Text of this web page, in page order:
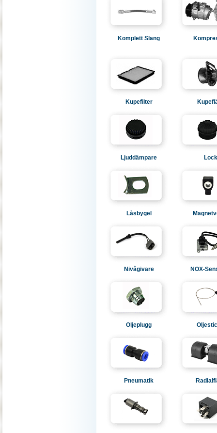
Komplett Slang
Kupefilter
Ljuddämpare Lock
Låsbygel
Nivågivare NOX-
Oljeplugg
Pneumatik